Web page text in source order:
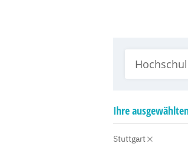
Ihre
Stuttgart